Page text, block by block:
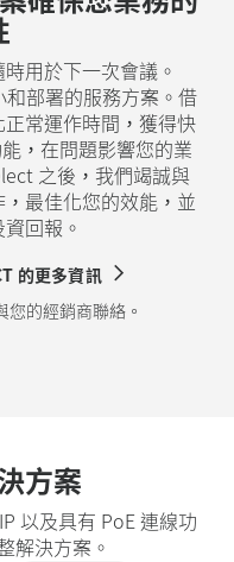
用於下一次會議。
部署的服務方案。借
常運作時間，獲得快
，在問題影響您的業
之後，我們竭誠與
最佳化您的效能，並
回報。
的更多資訊
的經銷商聯絡。
方案
以及具有 PoE 連線功
解決方案。